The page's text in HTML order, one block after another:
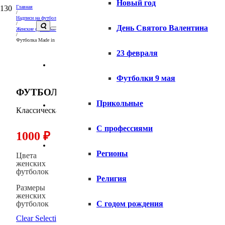
Новый год
День Святого Валентина
23 февраля
Футболки 9 мая
Прикольные
С профессиями
Регионы
Религия
С годом рождения
Главная
/
Надписи на футболках и толстовках
/
Женские футболки с надписями
/
Футболка Made in Russia женская
ФУТБОЛКА MADE IN RUSSIA ЖЕНСКАЯ
Классическая женская футболка, ХБ, Made in Russia
1000 ₽
Цвета
женских
футболок
Размеры
женских
футболок
Clear Selection